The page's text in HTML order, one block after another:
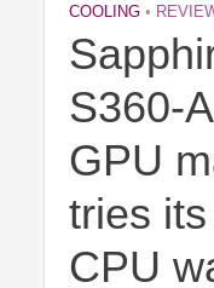
COOLING •
S360-
GPU
tries
CPU